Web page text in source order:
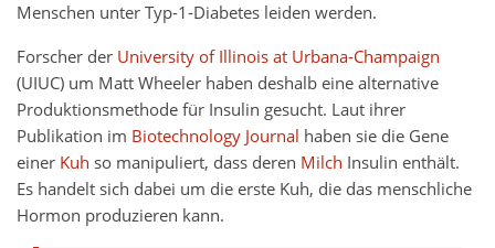
Menschen unter Typ-1-Diabetes leiden werden.
Forscher der University of Illinois at Urbana-Champaign
(UIUC) um Matt Wheeler haben deshalb eine alternative
Produktionsmethode für Insulin gesucht. Laut ihrer
Publikation im Biotechnology Journal haben sie die Gene
einer Kuh so manipuliert, dass deren Milch Insulin enthält.
Es handelt sich dabei um die erste Kuh, die das menschliche
Hormon produzieren kann.